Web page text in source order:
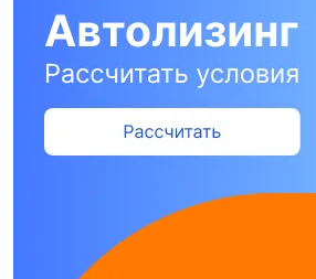
Сравнить